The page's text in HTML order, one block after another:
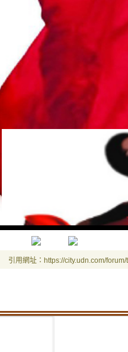
引用網址：https://city.udn.com/